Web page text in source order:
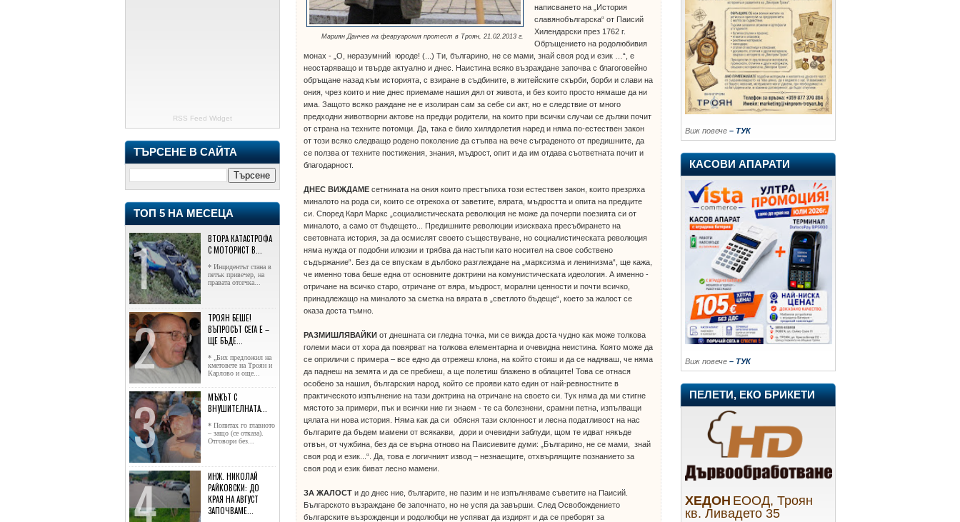
RSS Feed Widget
ТЪРСЕНЕ В САЙТА
ТОП 5 НА МЕСЕЦА
ВТОРА КАТАСТРОФА
С МОТОРИСТ В...
* Инцидентът стана в
петък привечер, на
правата отсечка...
ТРОЯН БЕШЕ!
ВЪПРОСЪТ СЕГА Е –
ЩЕ БЪДЕ...
* „Бих предложил на
кметовете на Троян и
Карлово и още...
МЪЖЪТ С
ВНУШИТЕЛНАТА...
* Попитах го главното
– защо (се отказа).
Отговори без...
ИНЖ. НИКОЛАЙ
РАЙКОВСКИ: ДО
КРАЯ НА АВГУСТ
ЗАПОЧВАМЕ...
Мариян Данчев на февруарския протест в Троян, 21.02.2013 г.
написването на „История
славянобългарска“ от Паисий
Хилендарски през 1762 г.
Обръщението на родолюбивия
монах - „О, неразумний юроде! (...) Ти, българино, не се мами, знай своя род и език …“, е
неостаряващо и твърде актуално и днес. Наистина всяко възраждане започва с благоговейно
обръщане назад към историята, с взиране в съдбините, в житейските скърби, борби и слави на
ония, чрез които и ние днес приемаме нашия дял от живота, и без които просто нямаше да ни
има. Защото всяко раждане не е изолиран сам за себе си акт, но е следствие от много
предходни животворни актове на предци родители, на които при всички случаи се дължи почит
от страна на техните потомци. Да, така е било хилядолетия наред и няма по-естествен закон
от този всяко следващо родено поколение да стъпва на вече съграденото от предишните, да
се ползва от техните постижения, знания, мъдрост, опит и да им отдава съответната почит и
благодарност.
ДНЕС ВИЖДАМЕ сетнината на ония които престъпиха този естествен закон, които презряха
миналото на рода си, които се отрекоха от заветите, вярата, мъдростта и опита на предците
си. Според Карл Маркс „социалистическата революция не може да почерпи поезията си от
миналото, а само от бъдещето... Предишните революции изискваха пресъбирането на
световната история, за да осмислят своето съществуване, но социалистическата революция
няма нужда от подобни илюзии и трябва да настъпи като носител на свое собствено
съдържание“. Без да се впускам в дълбоко разглеждане на „марксизма и ленинизма“, ще кажа,
че именно това беше една от основните доктрини на комунистическата идеология. А именно -
отричане на всичко старо, отричане от вяра, мъдрост, морални ценности и почти всичко,
принадлежащо на миналото за сметка на вярата в „светлото бъдеще“, което за жалост се
оказа доста тъмно.
РАЗМИШЛЯВАЙКИ от днешната си гледна точка, ми се вижда доста чудно как може толкова
големи маси от хора да повярват на толкова елементарна и очевидна неистина. Която може да
се оприличи с примера – все едно да отрежеш клона, на който стоиш и да се надяваш, че няма
да паднеш на земята и да се пребиеш, а ще полетиш блажено в облаците! Това се отнася
особено за нашия, българския народ, който се прояви като един от най-ревностните в
практическото изпълнение на тази доктрина на отричане на своето си. Тук няма да ми стигне
мястото за примери, пък и всички ние ги знаем - те са болезнени, срамни петна, изпълващи
цялата ни нова история. Няма как да си обясня тази склонност и лесна податливост на нас
българите да бъдем мамени от всякакви, дори и очевидни заблуди, щом те идват някъде
отвън, от чужбина, без да се върна отново на Паисиевите думи: „Българино, не се мами, знай
своя род и език...“. Да, това е логичният извод – незнаещите, отхвърлящите познанието за
своя род и език биват лесно мамени.
ЗА ЖАЛОСТ и до днес ние, българите, не пазим и не изпълняваме съветите на Паисий.
Българското възраждане бе започнато, но не успя да завърши. След Освобождението
българските възрожденци и родолюбци не успяват да издирят и да се преборят за
Виж повече – ТУК
КАСОВИ АПАРАТИ
Виж повече – ТУК
ПЕЛЕТИ, ЕКО БРИКЕТИ
ХЕДОН ЕООД, Троян
кв. Ливадето 35